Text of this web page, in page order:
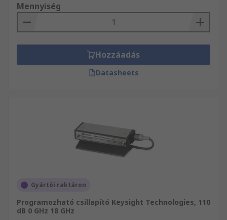
Mennyiség
Hozzáadás
Datasheets
Gyártói raktáron
Programozható csillapító Keysight Technologies, 110
dB 0 GHz 18 GHz